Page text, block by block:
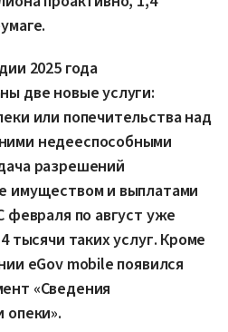
2025 года
две новые услуги:
или попечительства над
недееспособными
разрешений
имуществом и выплатами
февраля по август уже
тысячи таких услуг. Кроме
eGov mobile появился
«Сведения
опеки».